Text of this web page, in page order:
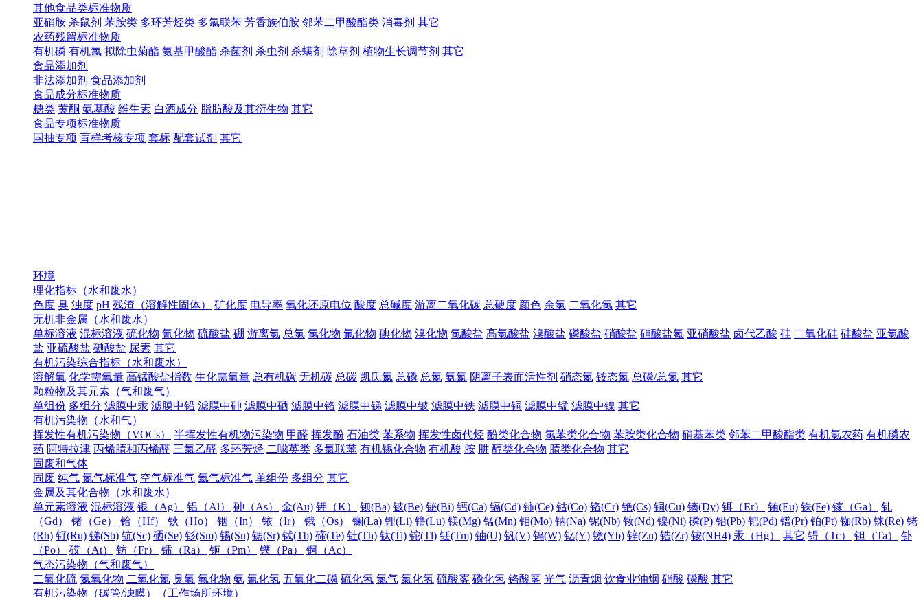
其他食品类标准物质
亚硝胺 杀鼠剂 苯胺类 多环芳烃类 多氯联苯 芳香族伯胺 邻苯二甲酸酯类 消毒剂 其它
农药残留标准物质
有机磷 有机氯 拟除虫菊酯 氨基甲酸酯 杀菌剂 杀虫剂 杀螨剂 除草剂 植物生长调节剂 其它
食品添加剂
非法添加剂 食品添加剂
食品成分标准物质
糖类 黄酮 氨基酸 维生素 白酒成分 脂肪酸及其衍生物 其它
食品专项标准物质
国抽专项 盲样考核专项 套标 配套试剂 其它
环境
理化指标（水和废水）
色度 臭 浊度 pH 残渣（溶解性固体） 矿化度 电导率 氧化还原电位 酸度 总碱度 游离二氧化碳 总硬度 颜色 余氯 二氧化氯 其它
无机非金属（水和废水）
单标溶液 混标溶液 硫化物 氰化物 硫酸盐 硼 游离氯 总氯 氯化物 氟化物 碘化物 溴化物 氯酸盐 高氯酸盐 溴酸盐 磷酸盐 硝酸盐 硝酸盐氮 亚硝酸盐 卤代乙酸 硅 二氧化硅 硅酸盐 亚氯酸
盐 亚硫酸盐 碘酸盐 尿素 其它
有机污染综合指标（水和废水）
溶解氧 化学需氧量 高锰酸盐指数 生化需氧量 总有机碳 无机碳 总碳 凯氏氮 总磷 总氮 氨氮 阴离子表面活性剂 硝态氮 铵态氮 总磷/总氮 其它
颗粒物及其元素（气和废气）
单组份 多组分 滤膜中汞 滤膜中铅 滤膜中砷 滤膜中硒 滤膜中铬 滤膜中锑 滤膜中铍 滤膜中铁 滤膜中铜 滤膜中锰 滤膜中镍 其它
有机污染物（水和气）
挥发性有机污染物（VOCs）
半挥发性有机物污染物 甲醛 挥发酚 石油类 苯系物 挥发性卤代烃 酚类化合物 氯苯类化合物 苯胺类化合物 硝基苯类 邻苯二甲酸酯类 有机氯农药 有机磷农
药 阿特拉津 丙烯腈和丙烯醛 三氯乙醛 多环芳烃 二噁英类 多氯联苯 有机锡化合物 有机酸 胺 肼 醇类化合物 腈类化合物 其它
固废和气体
固废 纯气 氮气标准气 空气标准气 氦气标准气 单组份 多组分 其它
金属及其化合物（水和废水）
单元素溶液 混标溶液 银（Ag） 铝（Al） 砷（As） 金(Au) 钾（K） 钡(Ba) 铍(Be) 铋(Bi) 钙(Ca) 镉(Cd) 铈(Ce) 钴(Co) 铬(Cr) 铯(Cs) 铜(Cu) 镝(Dy) 铒（Er） 铕(Eu) 铁(Fe) 镓（Ga）
钆
（Gd）
锗（Ge） 铪（Hf） 钬（Ho） 铟（In） 铱（Ir） 锇（Os） 镧(La) 锂(Li) 镥(Lu) 镁(Mg) 锰(Mn) 钼(Mo) 钠(Na) 铌(Nb) 钕(Nd) 镍(Ni) 磷(P) 铅(Pb) 钯(Pd) 镨(Pr) 铂(Pt) 铷(Rb) 铼(Re) 铑
(Rh) 钌(Ru) 锑(Sb) 钪(Sc) 硒(Se) 钐(Sm) 锡(Sn) 锶(Sr) 铽(Tb) 碲(Te) 钍(Th) 钛(Ti) 铊(Tl) 铥(Tm) 铀(U) 钒(V) 钨(W) 钇(Y) 镱(Yb) 锌(Zn) 锆(Zr) 铵(NH4) 汞（Hg） 其它 锝（Tc） 钽（Ta）
钋
（Po）
砹（At） 钫（Fr） 镭（Ra） 钷（Pm） 镤（Pa）
锕（Ac）
气态污染物（气和废气）
二氧化硫 氮氧化物 二氧化氮 臭氧 氟化物 氨 氰化氢 五氧化二磷 硫化氢 氯气 氯化氢 硫酸雾 磷化氢 铬酸雾 光气 沥青烟 饮食业油烟 硝酸 磷酸 其它
有机污染物（碳管/滤膜）（工作场所环境）